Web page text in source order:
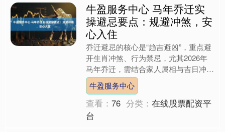
牛盈服务中心 马年乔迁实
操避忌要点：规避冲煞，安
心入住
乔迁避忌的核心是“趋吉避凶”，重点避
开生肖冲煞、行为禁忌，尤其2026年
马年乔迁，需结合家人属相与吉日冲煞
情况，提前做好规避，让入住更安心。
生肖冲煞规避：提前....
牛盈服务中心
查看：76 分类：在线股票配资平
台